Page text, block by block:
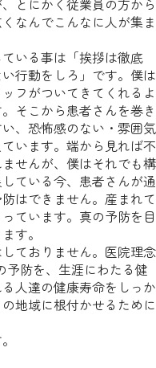
とにかく従業員の方から
なんでこんなに人が集ま
いる事は「挨拶は徹底
行動をしろ」です。僕は
フがついてきてくれるよ
そこから患者さんを巻き
、恐怖感のない・雰囲気
います。端から見れば不
せんが、僕はそれでも構
ている今、患者さんが通
はできません。産まれて
ています。真の予防を目
す。
ておりません。医院理念
予防を、生涯にわたる健
人達の健康寿命をしっか
地域に根付かせるために